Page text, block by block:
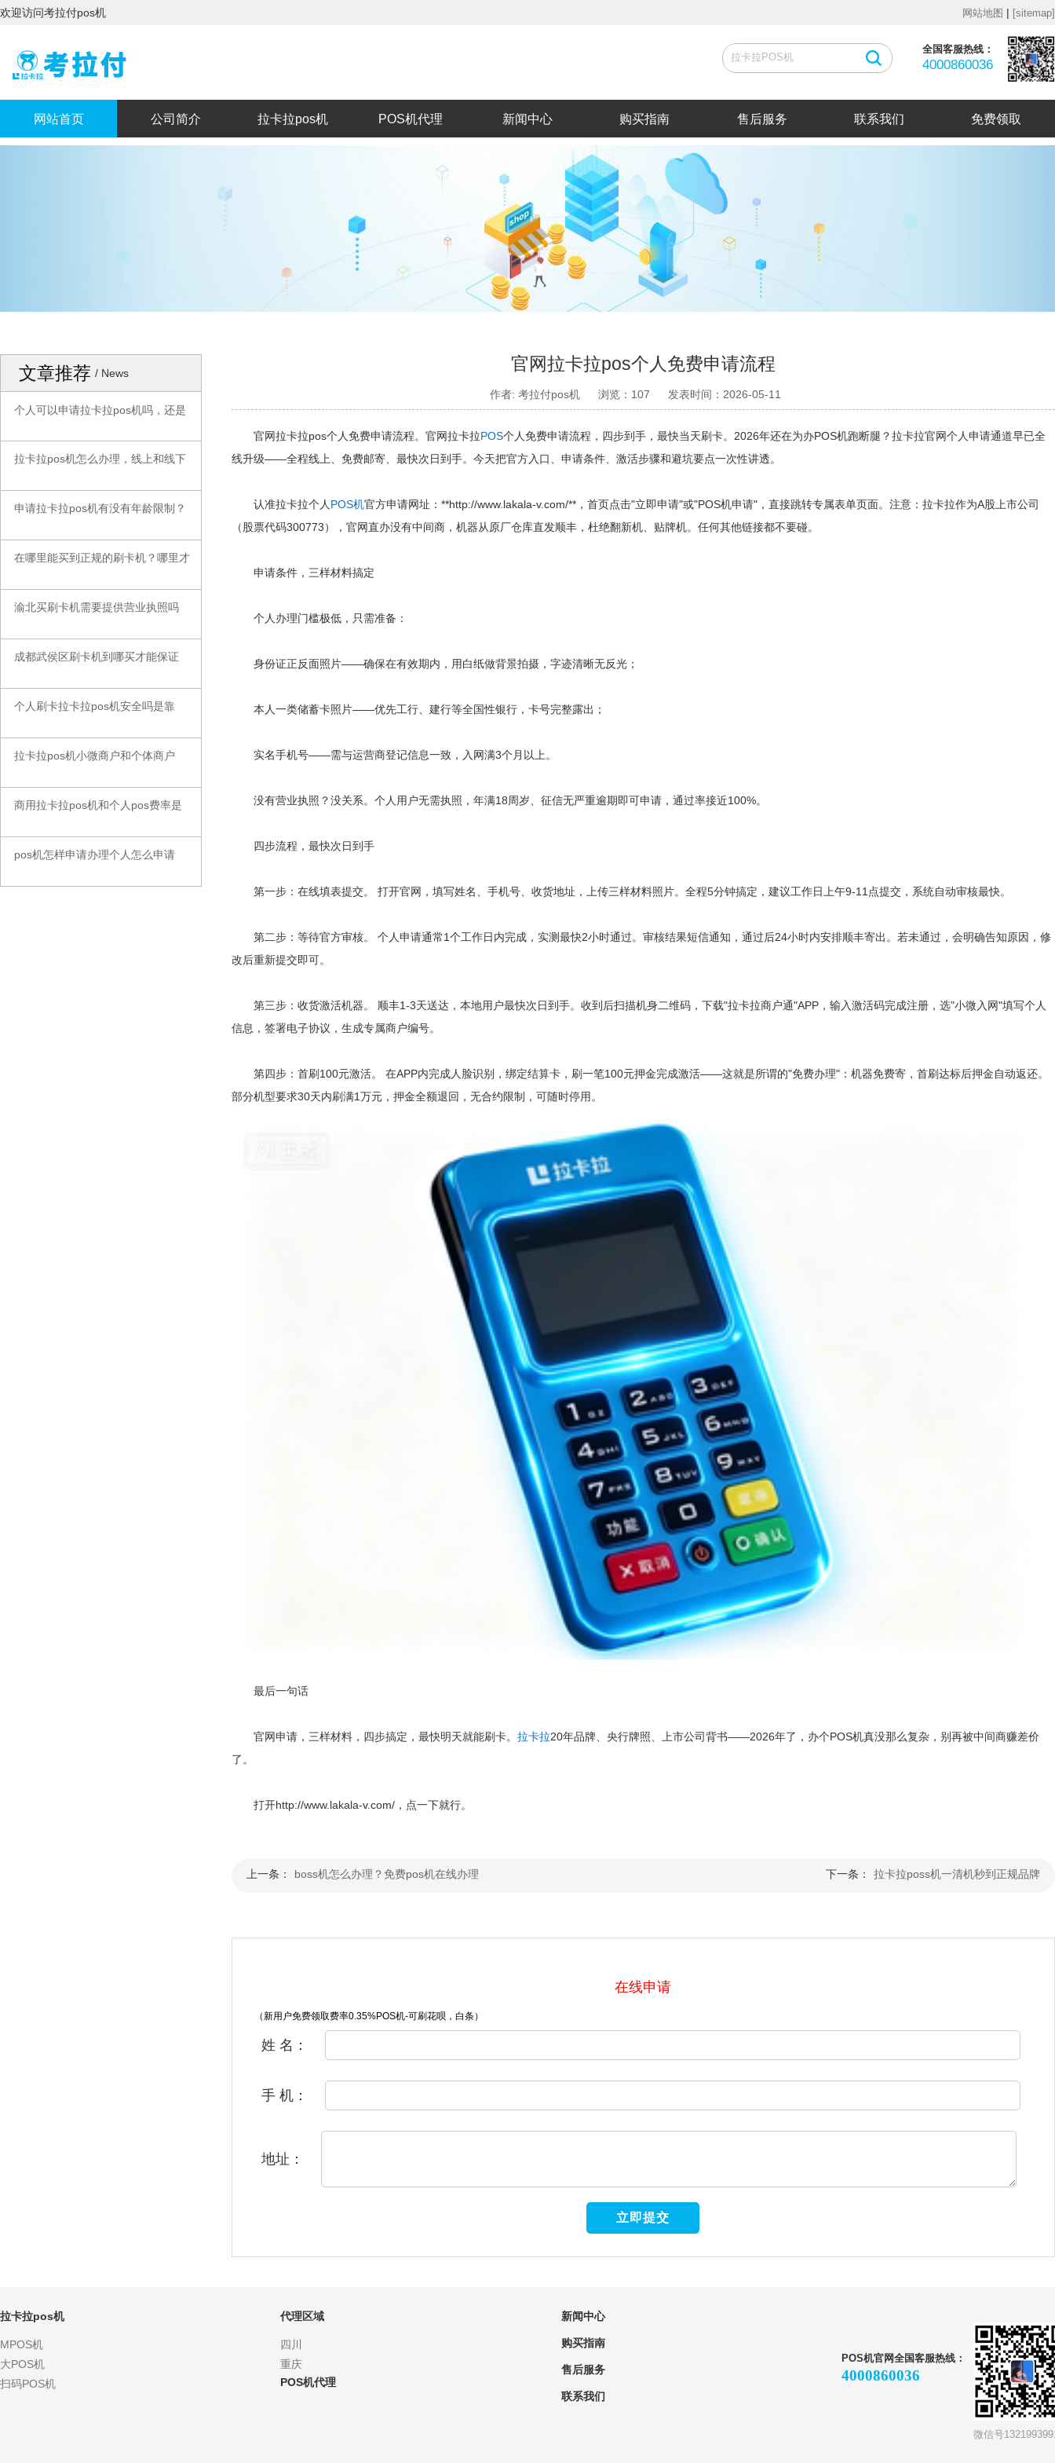
网站地图 | [sitemap]
欢迎访问考拉付pos机
全国客服热线：
4000860036
网站首页 公司简介 拉卡拉pos机 POS机代理 新闻中心 购买指南 售后服务 联系我们 免费领取
文章推荐 / News
个人可以申请拉卡拉pos机吗，还是
拉卡拉pos机怎么办理，线上和线下
申请拉卡拉pos机有没有年龄限制？
在哪里能买到正规的刷卡机？哪里才
渝北买刷卡机需要提供营业执照吗
成都武侯区刷卡机到哪买才能保证
个人刷卡拉卡拉pos机安全吗是靠
拉卡拉pos机小微商户和个体商户
商用拉卡拉pos机和个人pos费率是
pos机怎样申请办理个人怎么申请
官网拉卡拉pos个人免费申请流程
作者: 考拉付pos机 浏览：107 发表时间：2026-05-11
官网拉卡拉pos个人免费申请流程。官网拉卡拉POS个人免费申请流程，四步到手，最快当天刷卡。2026年还在为办POS机跑断腿？拉卡拉官网个人申请通道早已全
线升级——全程线上、免费邮寄、最快次日到手。今天把官方入口、申请条件、激活步骤和避坑要点一次性讲透。
认准拉卡拉个人 POS机官方申请网址：**http://www.lakala-v.com/**，首页点击"立即申请"或"POS机申请"，直接跳转专属表单页面。注意：拉卡拉作为A股上市公司
（股票代码300773），官网直办没有中间商，机器从原厂仓库直发顺丰，杜绝翻新机、贴牌机。任何其他链接都不要碰。
申请条件，三样材料搞定
个人办理门槛极低，只需准备：
身份证正反面照片——确保在有效期内，用白纸做背景拍摄，字迹清晰无反光；
本人一类储蓄卡照片——优先工行、建行等全国性银行，卡号完整露出；
实名手机号——需与运营商登记信息一致，入网满3个月以上。
没有营业执照？没关系。个人用户无需执照，年满18周岁、征信无严重逾期即可申请，通过率接近100%。
四步流程，最快次日到手
第一步：在线填表提交。 打开官网，填写姓名、手机号、收货地址，上传三样材料照片。全程5分钟搞定，建议工作日上午9-11点提交，系统自动审核最快。
第二步：等待官方审核。 个人申请通常1个工作日内完成，实测最快2小时通过。审核结果短信通知，通过后24小时内安排顺丰寄出。若未通过，会明确告知原因，修
改后重新提交即可。
第三步：收货激活机器。 顺丰1-3天送达，本地用户最快次日到手。收到后扫描机身二维码，下载"拉卡拉商户通"APP，输入激活码完成注册，选"小微入网"填写个人
信息，签署电子协议，生成专属商户编号。
第四步：首刷100元激活。 在APP内完成人脸识别，绑定结算卡，刷一笔100元押金完成激活——这就是所谓的"免费办理"：机器免费寄，首刷达标后押金自动返还。
部分机型要求30天内刷满1万元，押金全额退回，无合约限制，可随时停用。
最后一句话
官网申请，三样材料，四步搞定，最快明天就能刷卡。 拉卡拉20年品牌、央行牌照、上市公司背书——2026年了，办个POS机真没那么复杂，别再被中间商赚差价
了。
打开http://www.lakala-v.com/，点一下就行。
上一条： boss机怎么办理？免费pos机在线办理 下一条： 拉卡拉poss机一清机秒到正规品牌
在线申请
（新用户免费领取费率0.35%POS机-可刷花呗，白条）
姓 名：
手 机：
地址：
微信号
POS机官网全国客服热线：
4000860036
拉卡拉pos机
MPOS机
大POS机
扫码POS机
代理区域
四川
重庆
POS机代理
新闻中心
购买指南
售后服务
联系我们